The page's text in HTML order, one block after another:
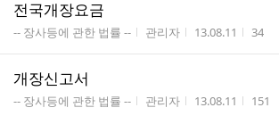
전국개장요금
게시판명
-- 장사등에 관한 법률 -- 작성자
관리자 작성시간
13.08.11 조회수
34
개장신고서
게시판명
-- 장사등에 관한 법률 -- 작성자
관리자 작성시간
13.08.11 조회수
151